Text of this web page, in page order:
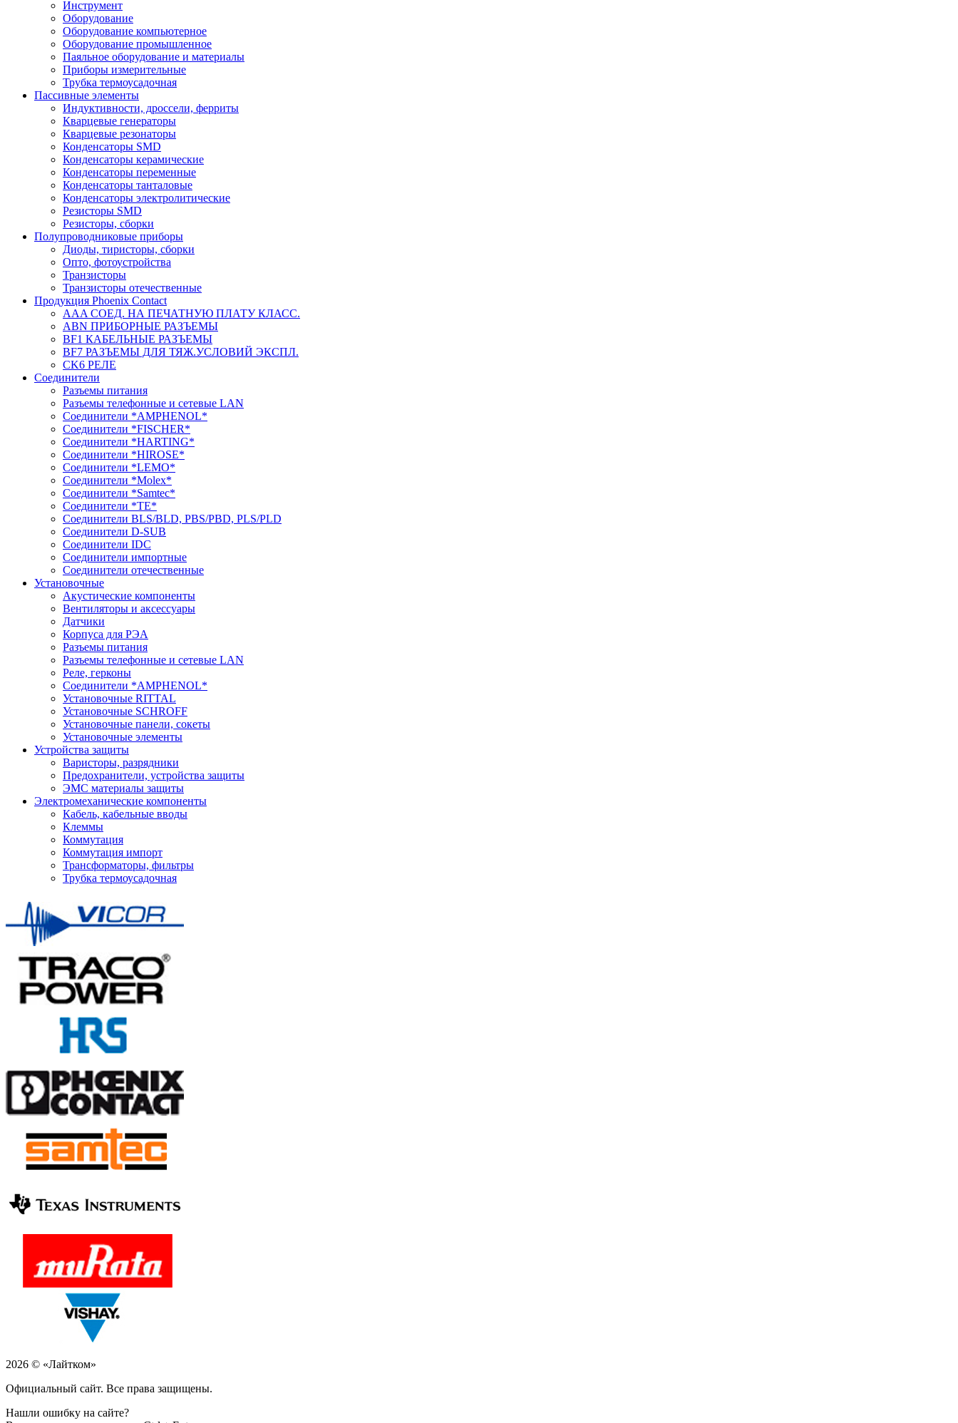
Инструмент
Оборудование
Оборудование компьютерное
Оборудование промышленное
Паяльное оборудование и материалы
Приборы измерительные
Трубка термоусадочная
Пассивные элементы
Индуктивности, дроссели, ферриты
Кварцевые генераторы
Кварцевые резонаторы
Конденсаторы SMD
Конденсаторы керамические
Конденсаторы переменные
Конденсаторы танталовые
Конденсаторы электролитические
Резисторы SMD
Резисторы, сборки
Полупроводниковые приборы
Диоды, тиристоры, сборки
Опто, фотоустройства
Транзисторы
Транзисторы отечественные
Продукция Phoenix Contact
AAA СОЕД. НА ПЕЧАТНУЮ ПЛАТУ КЛАСС.
ABN ПРИБОРНЫЕ РАЗЪЕМЫ
BF1 КАБЕЛЬНЫЕ РАЗЪЕМЫ
BF7 РАЗЪЕМЫ ДЛЯ ТЯЖ.УСЛОВИЙ ЭКСПЛ.
CK6 РЕЛЕ
Соединители
Разъемы питания
Разъемы телефонные и сетевые LAN
Соединители *AMPHENOL*
Соединители *FISCHER*
Соединители *HARTING*
Соединители *HIROSE*
Соединители *LEMO*
Соединители *Molex*
Соединители *Samtec*
Соединители *TE*
Соединители BLS/BLD, PBS/PBD, PLS/PLD
Соединители D-SUB
Соединители IDC
Соединители импортные
Соединители отечественные
Установочные
Акустические компоненты
Вентиляторы и аксессуары
Датчики
Корпуса для РЭА
Разъемы питания
Разъемы телефонные и сетевые LAN
Реле, герконы
Соединители *AMPHENOL*
Установочные RITTAL
Установочные SCHROFF
Установочные панели, сокеты
Установочные элементы
Устройства защиты
Варисторы, разрядники
Предохранители, устройства защиты
ЭМС материалы защиты
Электромеханические компоненты
Кабель, кабельные вводы
Клеммы
Коммутация
Коммутация импорт
Трансформаторы, фильтры
Трубка термоусадочная
2026 © «Лайтком»
Официальный сайт. Все права защищены.
Нашли ошибку на сайте?